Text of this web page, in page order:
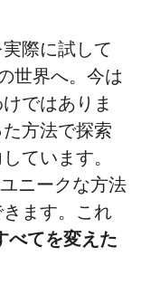
際に試して
世界へ。今は
ではありま
方法で探索
ています。
ユニークな方法
ます。これ
べてを変えた